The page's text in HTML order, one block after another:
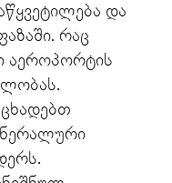
და
რაც
აეროპორტის